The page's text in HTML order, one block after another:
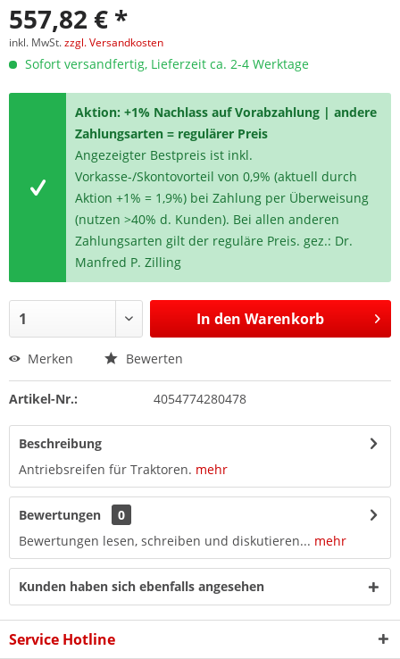
557,82 € *
inkl. MwSt.zzgl. Versandkosten
Sofort versandfertig, Lieferzeit ca. 2-4 Werktage
Aktion: +1% Nachlass auf Vorabzahlung | andere
Zahlungsarten = regulärer Preis
Angezeigter Bestpreis ist inkl.
Vorkasse-/Skontovorteil von 0,9% (aktuell durch
Aktion +1% = 1,9%) bei Zahlung per Überweisung
(nutzen >40% d. Kunden). Bei allen anderen
Zahlungsarten gilt der reguläre Preis. gez.: Dr.
Manfred P. Zilling
In den Warenkorb
Merken Bewerten
Artikel-Nr.: 4054774280478
Beschreibung
Antriebsreifen für Traktoren. mehr
Bewertungen
0
Bewertungen lesen, schreiben und diskutieren... mehr
Kunden haben sich ebenfalls angesehen
Service Hotline